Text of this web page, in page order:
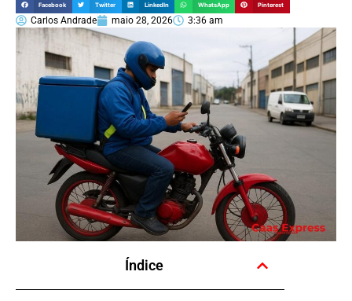
Facebook Twitter LinkedIn WhatsApp Pinterest
Carlos Andrade maio 28, 2026 3:36 am
Índice